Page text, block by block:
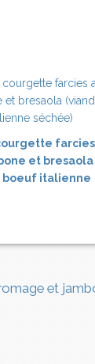
farcies
et bresaola
boeuf italienne
et